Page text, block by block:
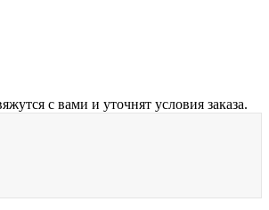
с вами и уточнят условия заказа.